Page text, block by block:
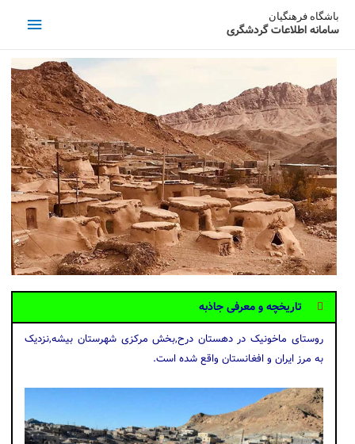
باشگاه فرهنگیان
سامانه اطلاعات گردشگری
تاریخچه و معرفی جاذبه
روستای ماخونیک در دهستان درح,بخش مرکزی شهرستان بیشه,نزدیک
به مرز ایران و افغانستان واقع شده است.